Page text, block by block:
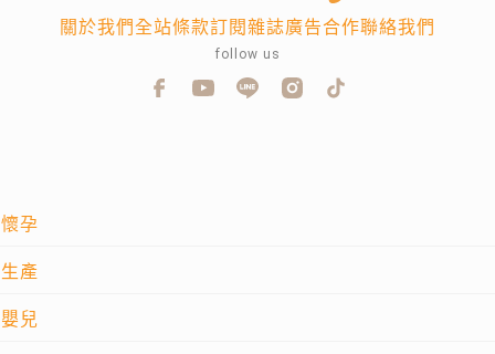
懷孕
生產
嬰兒
關於我們全站條款訂閱雜誌廣告合作聯絡我們
follow us